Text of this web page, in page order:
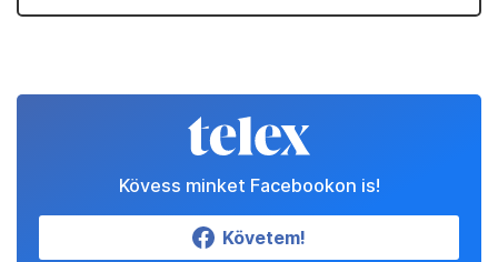
Kövess minket Facebookon is!
Követem!